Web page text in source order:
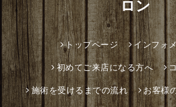
ロン
トップページ インフォ
初めてご来店になる方へ
施術を受けるまでの流れ お客様